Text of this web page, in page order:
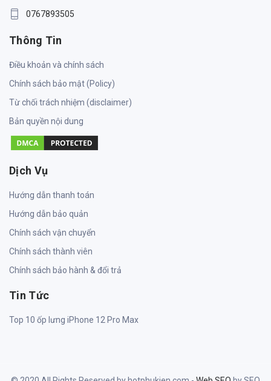
0767893505
Thông Tin
Điều khoản và chính sách
Chính sách bảo mật (Policy)
Từ chối trách nhiệm (disclaimer)
Bản quyền nội dung
Dịch Vụ
Hướng dẫn thanh toán
Hướng dẫn bảo quản
Chính sách vận chuyển
Chính sách thành viên
Chính sách bảo hành & đổi trả
Tin Tức
Top 10 ốp lưng iPhone 12 Pro Max